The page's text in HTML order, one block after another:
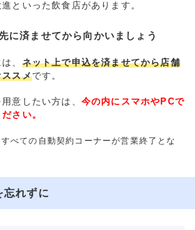
といった飲食店があります。
に済ませてから向かいましょう
、 ネット上で申込を済ませてから店舗
ススメです。
意したい方は、 今の内にスマホやPCで
さい。
べての自動契約コーナーが営業終了とな
忘れずに